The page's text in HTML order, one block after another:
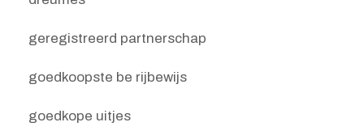
geregistreerd partnerschap
goedkoopste be rijbewijs
goedkope uitjes